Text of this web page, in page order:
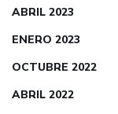
ABRIL 2023
ENERO 2023
OCTUBRE 2022
ABRIL 2022